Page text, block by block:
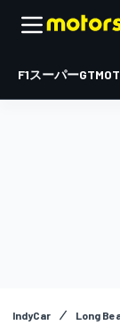
F1スーパーGT
IndyCar Long